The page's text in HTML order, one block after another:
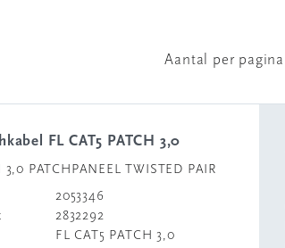
Aantal per pagina
FL CAT5 PATCH 3,0
3,0 PATCHPANEEL TWISTED PAIR
2053346
2832292
FL CAT5 PATCH 3,0